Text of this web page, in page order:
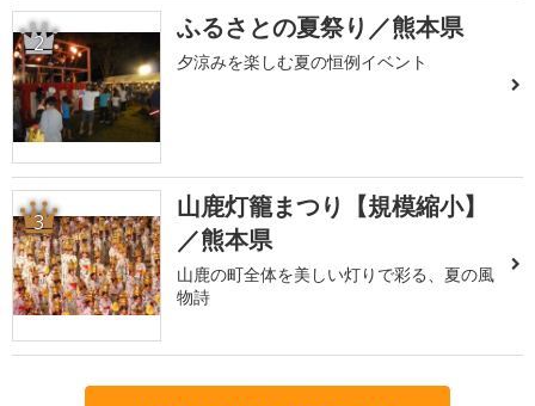
2 ふるさとの夏祭り／熊本県
夕涼みを楽しむ夏の恒例イベント
3
山鹿灯籠まつり【規模縮小】
／熊本県
山鹿の町全体を美しい灯りで彩る、夏の風
物詩